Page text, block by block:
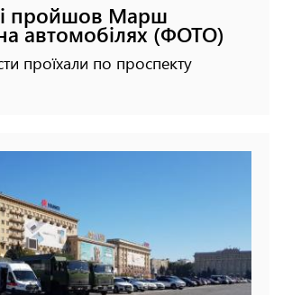
пройшов Марш
на автомобілях (ФОТО)
проїхали по проспекту